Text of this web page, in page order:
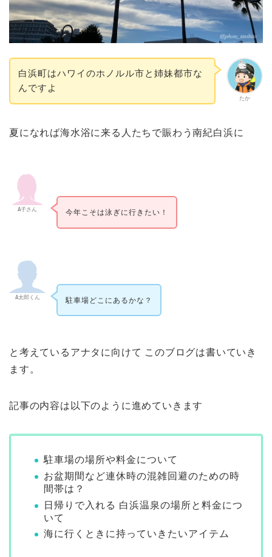
たか
白浜町はハワイのホノルル市と姉妹都市な
んですよ
夏になれば海水浴に来る人たちで賑わう南紀白浜に
A子さん 今年こそは泳ぎに行きたい！
A太郎くん 駐車場どこにあるかな？
と考えているアナタに向けて このブログは書いていき
ます。
記事の内容は以下のように進めていきます
駐車場の場所や料金について
お盆期間など連休時の混雑回避のための時
間帯は？
日帰りで入れる 白浜温泉の場所と料金につ
いて
海に行くときに持っていきたいアイテム